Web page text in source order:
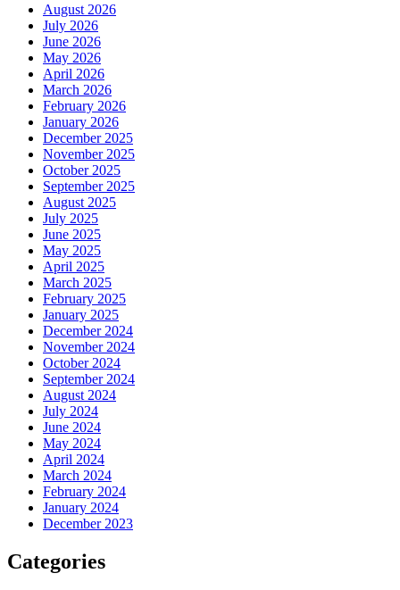
August 2026
July 2026
June 2026
May 2026
April 2026
March 2026
February 2026
January 2026
December 2025
November 2025
October 2025
September 2025
August 2025
July 2025
June 2025
May 2025
April 2025
March 2025
February 2025
January 2025
December 2024
November 2024
October 2024
September 2024
August 2024
July 2024
June 2024
May 2024
April 2024
March 2024
February 2024
January 2024
December 2023
Categories